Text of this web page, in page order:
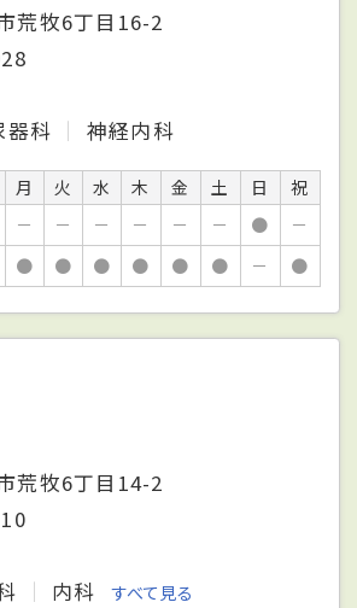
荒牧6丁目16-2
器科 神経内科
月 火 水 木 金 土 日
祝
－ － － － － － ●
－
● ● ● ● ● ● － ●
荒牧6丁目14-2
内科 すべて見る